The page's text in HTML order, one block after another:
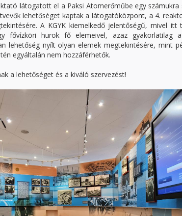
látogatott el a Paksi Atomerőműbe egy számukra
lehetőséget kaptak a látogatóközpont, a 4.
A KGYK kiemelkedő jelentőségű, mivel itt
fővízköri hurok fő elemeivel, azaz gyakorlatilag
lehetőség nyílt olyan elemek megtekintésére, mint
egyáltalán nem hozzáférhetők.
a lehetőséget és a kiváló szervezést!